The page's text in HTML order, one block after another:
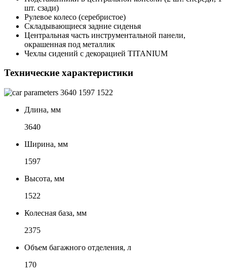
шт. сзади)
Рулевое колесо (серебристое)
Складывающиеся задние сиденья
Центральная часть инструментальной панели,
окрашенная под металлик
Чехлы сидений с декорацией TITANIUM
Технические характеристики
3640 1597 1522
Длина, мм
3640
Ширина, мм
1597
Высота, мм
1522
Колесная база, мм
2375
Объем багажного отделения, л
170